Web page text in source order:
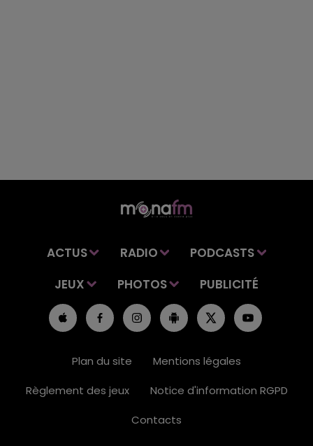
ACTUS RADIO
PODCASTS
JEUX
PHOTOS PUBLICITÉ
Plan du site
Mentions légales
Règlement des jeux
Notice d'information RGPD
Contacts